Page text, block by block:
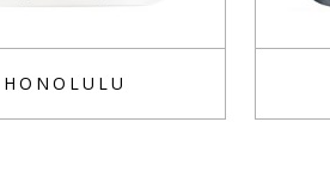
HONOLULU